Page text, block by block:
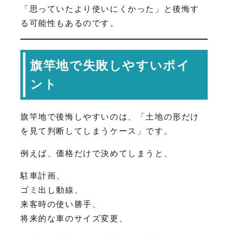
「思っていたより使いにくかった」と後悔す
る可能性もあるのです。
旗竿地で失敗しやすいポイ
ント
旗竿地で後悔しやすいのは、「土地の形だけ
を見て判断してしまうケース」です。
例えば、価格だけで決めてしまうと、
駐車計画、
ゴミ出し動線、
来客時の使い勝手、
将来的な車のサイズ変更、